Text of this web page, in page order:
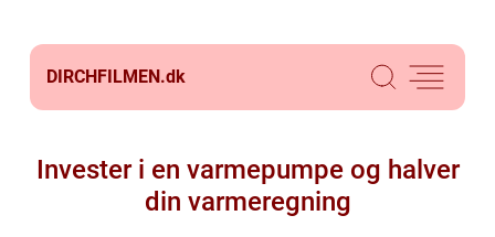
DIRCHFILMEN.dk
Invester i en varmepumpe og halver
din varmeregning